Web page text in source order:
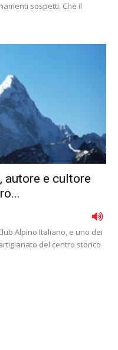
sospetti. Che il
autore e cultore
Alpino Italiano, e uno dei
del centro storico